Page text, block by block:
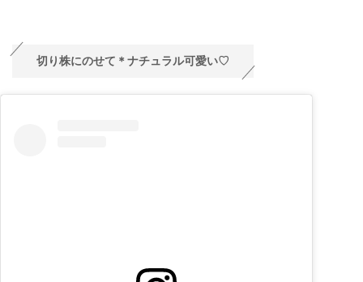
切り株にのせて＊ナチュラル可愛い♡